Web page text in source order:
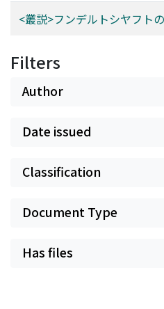
<叢説>フンデルトシヤフト
Filters
Author
Date issued
Classification
Document Type
Has files